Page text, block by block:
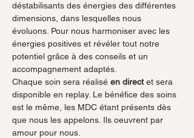
déstabilisants des énergies des différentes
dimensions, dans lesquelles nous
évoluons. Pour nous harmoniser avec les
énergies positives et révéler tout notre
potentiel grâce à des conseils et un
accompagnement adaptés.
Chaque soin sera réalisé en direct et sera
disponible en replay. Le bénéfice des soins
est le même, les MDC étant présents dès
que nous les appelons. Ils oeuvrent par
amour pour nous.